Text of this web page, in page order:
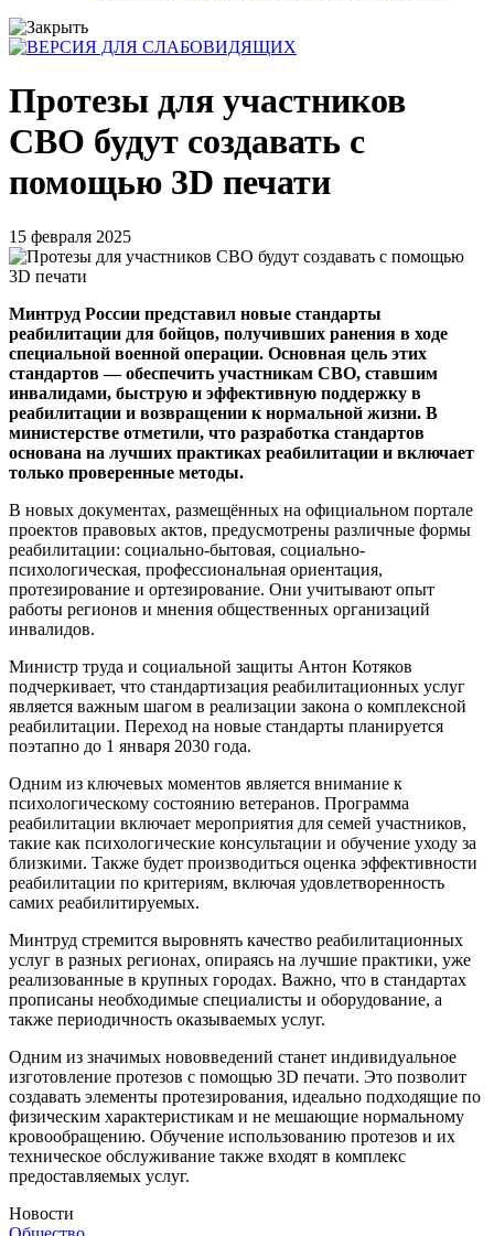
Протезы для участников
СВО будут создавать с
помощью 3D печати
15 февраля 2025
Минтруд России представил новые стандарты
реабилитации для бойцов, получивших ранения в ходе
специальной военной операции. Основная цель этих
стандартов — обеспечить участникам СВО, ставшим
инвалидами, быструю и эффективную поддержку в
реабилитации и возвращении к нормальной жизни. В
министерстве отметили, что разработка стандартов
основана на лучших практиках реабилитации и включает
только проверенные методы.
В новых документах, размещённых на официальном портале
проектов правовых актов, предусмотрены различные формы
реабилитации: социально-бытовая, социально-
психологическая, профессиональная ориентация,
протезирование и ортезирование. Они учитывают опыт
работы регионов и мнения общественных организаций
инвалидов.
Министр труда и социальной защиты Антон Котяков
подчеркивает, что стандартизация реабилитационных услуг
является важным шагом в реализации закона о комплексной
реабилитации. Переход на новые стандарты планируется
поэтапно до 1 января 2030 года.
Одним из ключевых моментов является внимание к
психологическому состоянию ветеранов. Программа
реабилитации включает мероприятия для семей участников,
такие как психологические консультации и обучение уходу за
близкими. Также будет производиться оценка эффективности
реабилитации по критериям, включая удовлетворенность
самих реабилитируемых.
Минтруд стремится выровнять качество реабилитационных
услуг в разных регионах, опираясь на лучшие практики, уже
реализованные в крупных городах. Важно, что в стандартах
прописаны необходимые специалисты и оборудование, а
также периодичность оказываемых услуг.
Одним из значимых нововведений станет индивидуальное
изготовление протезов с помощью 3D печати. Это позволит
создавать элементы протезирования, идеально подходящие по
физическим характеристикам и не мешающие нормальному
кровообращению. Обучение использованию протезов и их
техническое обслуживание также входят в комплекс
предоставляемых услуг.
Новости